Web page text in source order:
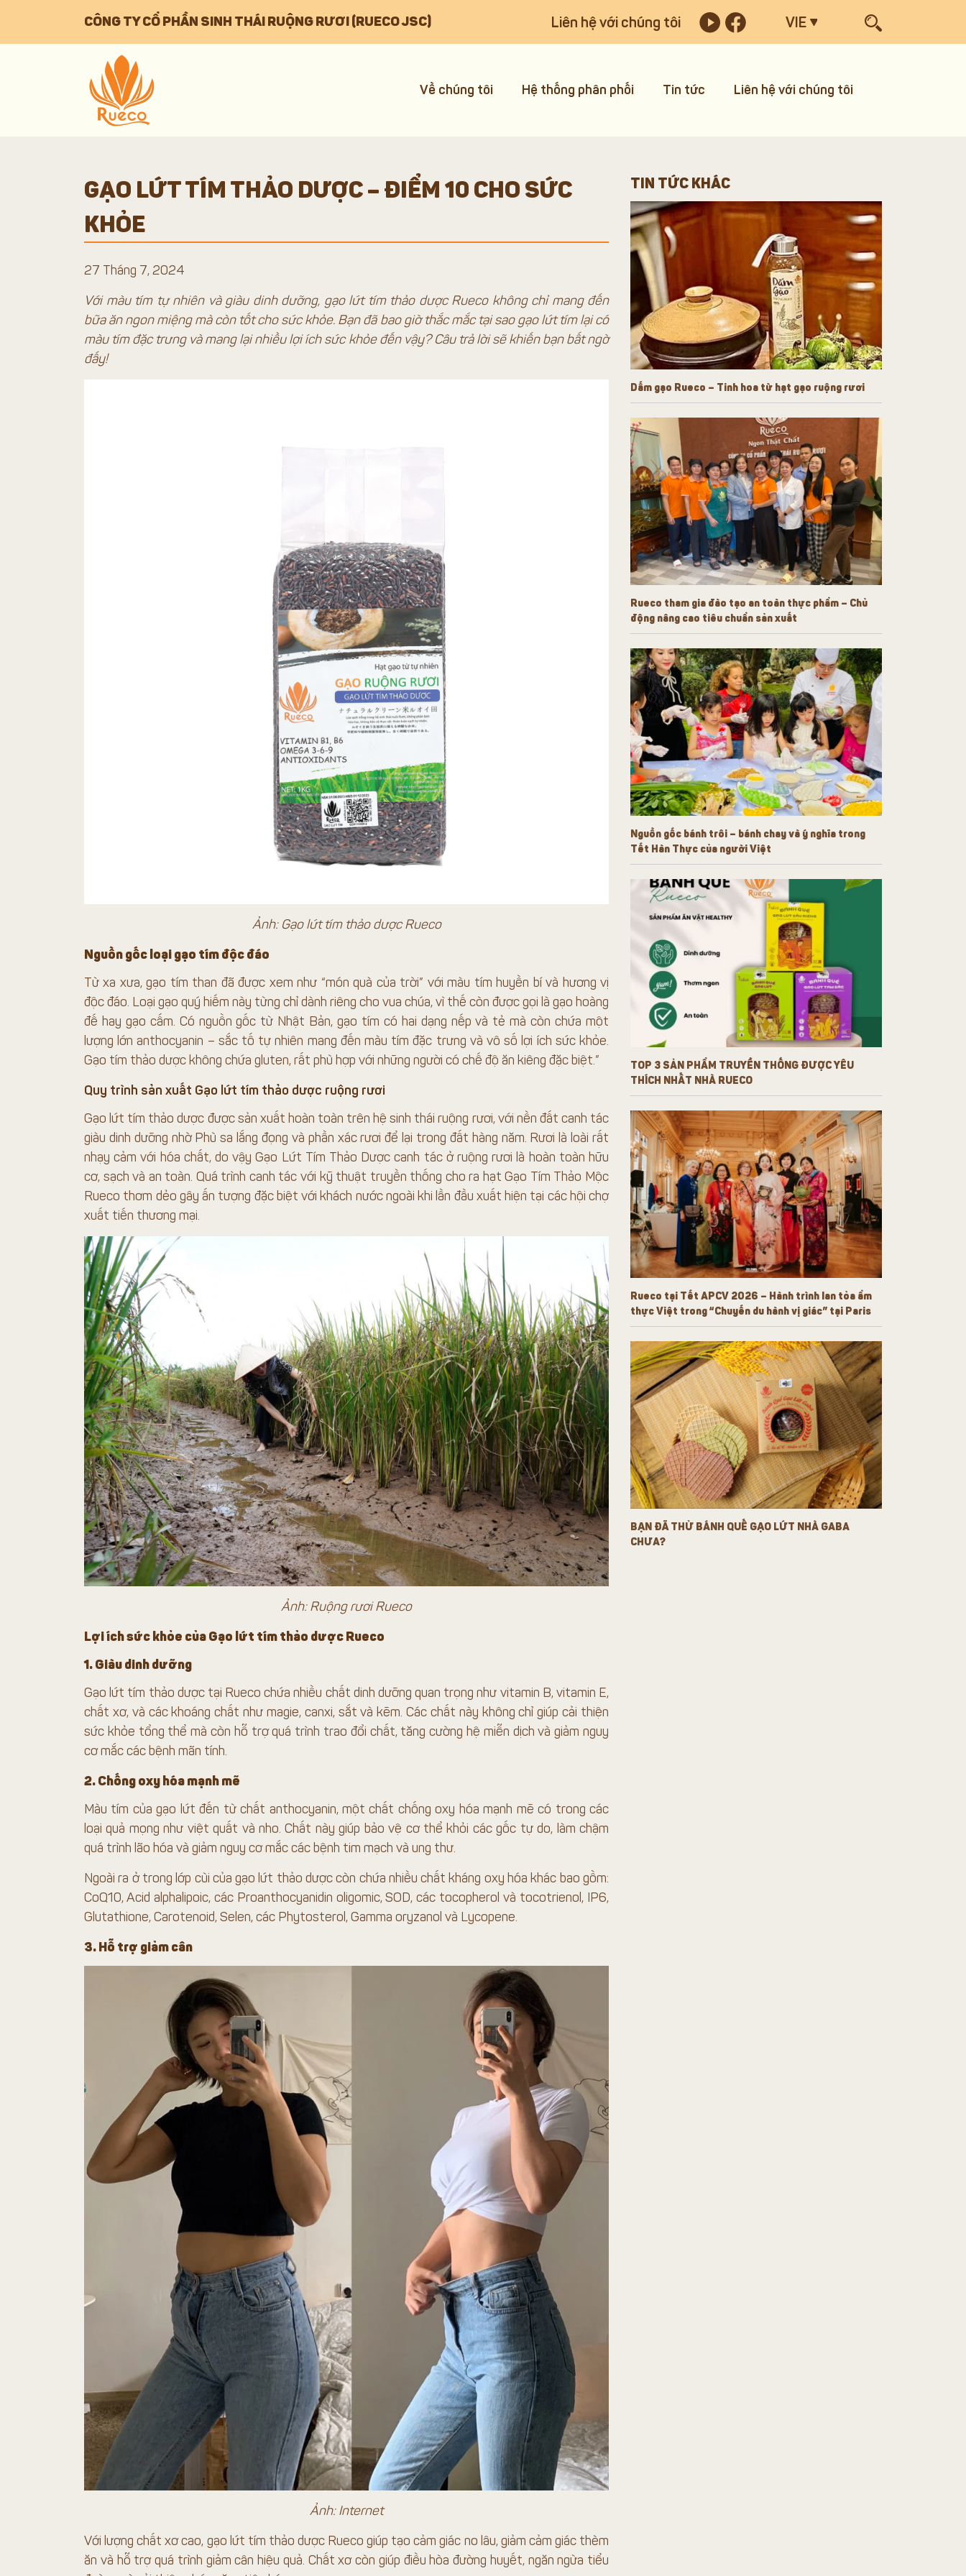
CÔNG TY CỔ PHẦN SINH THÁI RUỘNG RƯƠI (RUECO JSC) Liên hệ với chúng tôi VIE
Về chúng tôi Hệ thống phân phối Tin tức Liên hệ với chúng tôi
GẠO LỨT TÍM THẢO DƯỢC – ĐIỂM 10 CHO SỨC
KHỎE
27 Tháng 7, 2024
Với màu tím tự nhiên và giàu dinh dưỡng, gạo lứt tím thảo dược Rueco không chỉ mang đến
bữa ăn ngon miệng mà còn tốt cho sức khỏe. Bạn đã bao giờ thắc mắc tại sao gạo lứt tím lại có
màu tím đặc trưng và mang lại nhiều lợi ích sức khỏe đến vậy? Câu trả lời sẽ khiến bạn bất ngờ
đấy!
Ảnh: Gạo lứt tím thảo dược Rueco
Nguồn gốc loại gạo tím độc đáo
Từ xa xưa, gạo tím than đã được xem như “món quà của trời” với màu tím huyền bí và hương vị
độc đáo. Loại gạo quý hiếm này từng chỉ dành riêng cho vua chúa, vì thế còn được gọi là gạo hoàng
đế hay gạo cấm. Có nguồn gốc từ Nhật Bản, gạo tím có hai dạng nếp và tẻ mà còn chứa một
lượng lớn anthocyanin – sắc tố tự nhiên mang đến màu tím đặc trưng và vô số lợi ích sức khỏe.
Gạo tím thảo dược không chứa gluten, rất phù hợp với những người có chế độ ăn kiêng đặc biệt.”
Quy trình sản xuất Gạo lứt tím thảo dược ruộng rươi
Gạo lứt tím thảo dược được sản xuất hoàn toàn trên hệ sinh thái ruộng rươi, với nền đất canh tác
giàu dinh dưỡng nhờ Phù sa lắng đọng và phần xác rươi để lại trong đất hàng năm. Rươi là loài rất
nhạy cảm với hóa chất, do vậy Gạo Lứt Tím Thảo Dược canh tác ở ruộng rươi là hoàn toàn hữu
cơ, sạch và an toàn. Quá trình canh tác với kỹ thuật truyền thống cho ra hạt Gạo Tím Thảo Mộc
Rueco thơm dẻo gây ấn tượng đặc biệt với khách nước ngoài khi lần đầu xuất hiện tại các hội chợ
xuất tiến thương mại.
Ảnh: Ruộng rươi Rueco
Lợi ích sức khỏe của Gạo lứt tím thảo dược Rueco
1. Giàu dinh dưỡng
Gạo lứt tím thảo dược tại Rueco chứa nhiều chất dinh dưỡng quan trọng như vitamin B, vitamin E,
chất xơ, và các khoáng chất như magie, canxi, sắt và kẽm. Các chất này không chỉ giúp cải thiện
sức khỏe tổng thể mà còn hỗ trợ quá trình trao đổi chất, tăng cường hệ miễn dịch và giảm nguy
cơ mắc các bệnh mãn tính.
2. Chống oxy hóa mạnh mẽ
Màu tím của gạo lứt đến từ chất anthocyanin, một chất chống oxy hóa mạnh mẽ có trong các
loại quả mọng như việt quất và nho. Chất này giúp bảo vệ cơ thể khỏi các gốc tự do, làm chậm
quá trình lão hóa và giảm nguy cơ mắc các bệnh tim mạch và ung thư.
Ngoài ra ở trong lớp cùi của gạo lứt thảo dược còn chứa nhiều chất kháng oxy hóa khác bao gồm:
CoQ10, Acid alphalipoic, các Proanthocyanidin oligomic, SOD, các tocopherol và tocotrienol, IP6,
Glutathione, Carotenoid, Selen, các Phytosterol, Gamma oryzanol và Lycopene.
3. Hỗ trợ giảm cân
Ảnh: Internet
Với lượng chất xơ cao, gạo lứt tím thảo dược Rueco giúp tạo cảm giác no lâu, giảm cảm giác thèm
ăn và hỗ trợ quá trình giảm cân hiệu quả. Chất xơ còn giúp điều hòa đường huyết, ngăn ngừa tiểu
TIN TỨC KHÁC
Dấm gạo Rueco – Tinh hoa từ hạt gạo ruộng rươi
Rueco tham gia đào tạo an toàn thực phẩm – Chủ
động nâng cao tiêu chuẩn sản xuất
Nguồn gốc bánh trôi – bánh chay và ý nghĩa trong
Tết Hàn Thực của người Việt
TOP 3 SẢN PHẨM TRUYỀN THỐNG ĐƯỢC YÊU
THÍCH NHẤT NHÀ RUECO
Rueco tại Tết APCV 2026 – Hành trình lan tỏa ẩm
thực Việt trong “Chuyến du hành vị giác” tại Paris
BẠN ĐÃ THỬ BÁNH QUẾ GẠO LỨT NHÀ GABA
CHƯA?